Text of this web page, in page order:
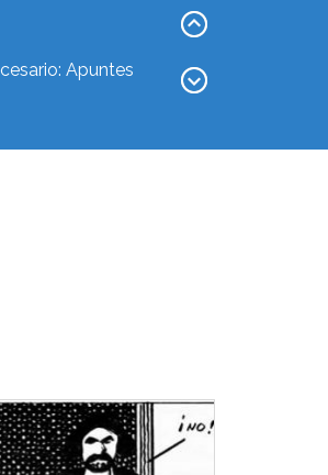
Apuntes
Wuhan:...